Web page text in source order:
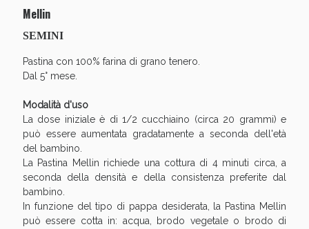
Mellin
SEMINI
Pastina con 100% farina di grano tenero.
Dal 5° mese.
Modalità d'uso
La dose iniziale è di 1/2 cucchiaino (circa 20 grammi) e
può essere aumentata gradatamente a seconda dell'età
del bambino.
La Pastina Mellin richiede una cottura di 4 minuti circa, a
seconda della densità e della consistenza preferite dal
bambino.
In funzione del tipo di pappa desiderata, la Pastina Mellin
può essere cotta in: acqua, brodo vegetale o brodo di
Benessere Intestinale: Sconto fino al 55% valido